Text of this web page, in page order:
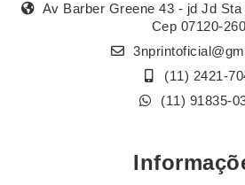
Av Barber Greene 43 - jd Jd
Cep 07120-260
(11) 2421-
(11) 91835-